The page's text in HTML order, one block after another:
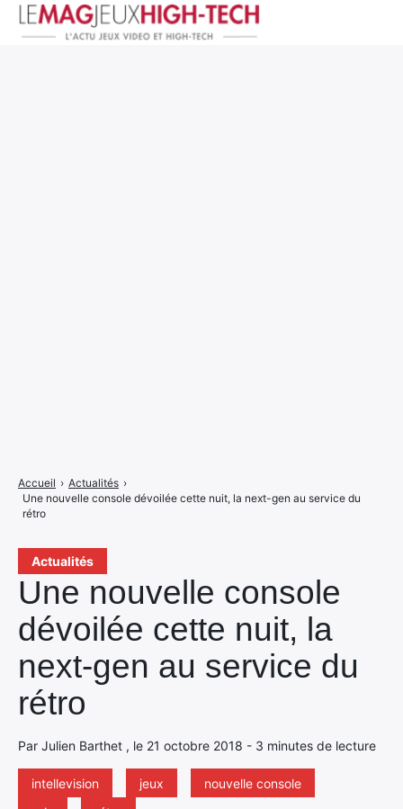
Actualités
Une nouvelle console
dévoilée cette nuit, la
next-gen au service du
rétro
Par Julien Barthet , le 21 octobre 2018 - 3 minutes de lecture
intellevision jeux
nouvelle console
Accueil › Actualités ›
Une nouvelle console dévoilée cette nuit, la next-gen au service du
rétro